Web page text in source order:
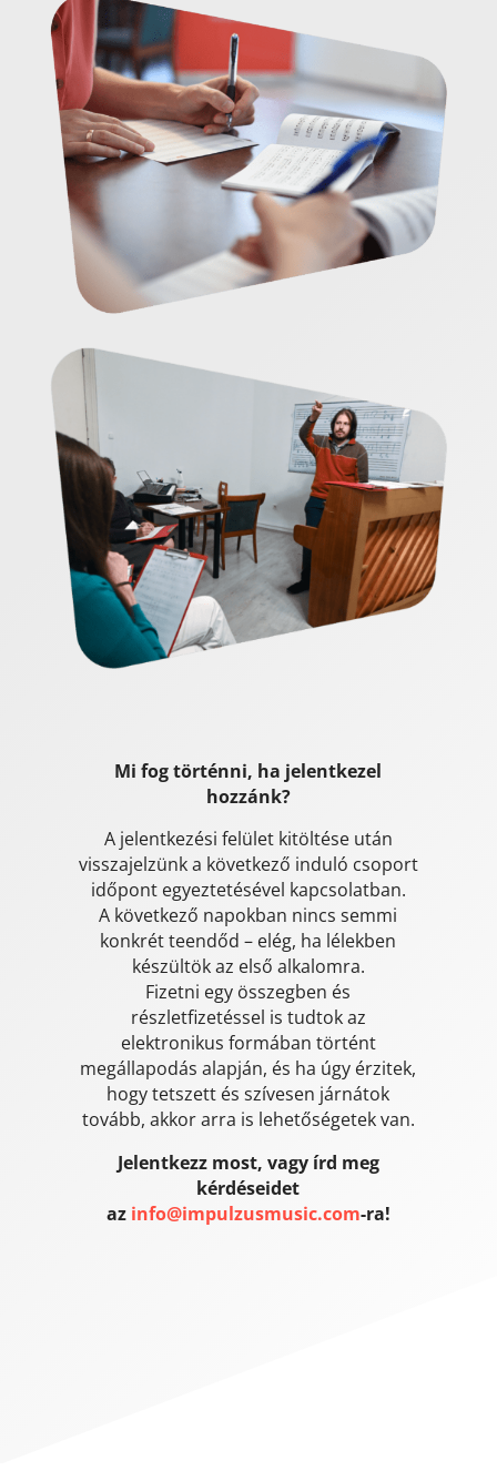
Mi fog történni, ha jelentkezel
hozzánk?
A jelentkezési felület kitöltése után
visszajelzünk a következő induló csoport
időpont egyeztetésével kapcsolatban.
A következő napokban nincs semmi
konkrét teendőd – elég, ha lélekben
készültök az első alkalomra.
Fizetni egy összegben és
részletfizetéssel is tudtok az
elektronikus formában történt
megállapodás alapján, és ha úgy érzitek,
hogy tetszett és szívesen járnátok
tovább, akkor arra is lehetőségetek van.
Jelentkezz most, vagy írd meg
kérdéseidet
az info@impulzusmusic.com-ra!